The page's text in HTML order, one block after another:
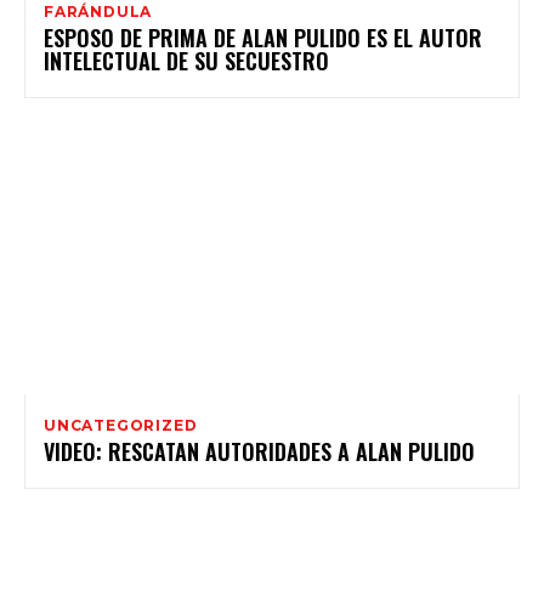
FARÁNDULA
ESPOSO DE PRIMA DE ALAN PULIDO ES EL AUTOR
INTELECTUAL DE SU SECUESTRO
UNCATEGORIZED
VIDEO: RESCATAN AUTORIDADES A ALAN PULIDO